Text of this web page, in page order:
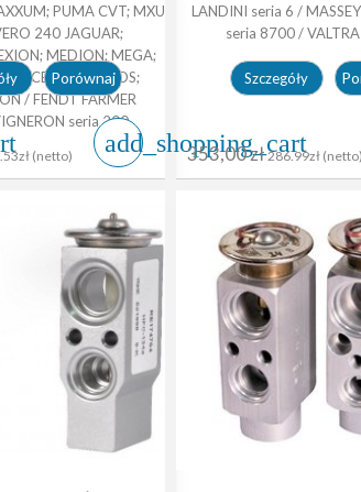
PUMA CVT; MXU
240 JAGUAR;
MEDION; MEGA;
CERES; CERGOS;
/ FENDT FARMER
seria 200
Porównaj
(netto) add_shopping_cart
LANDINI seria 6 /
seria 8700 / VALTRA
Szczegóły
353,00 zł286.99zł (netto)